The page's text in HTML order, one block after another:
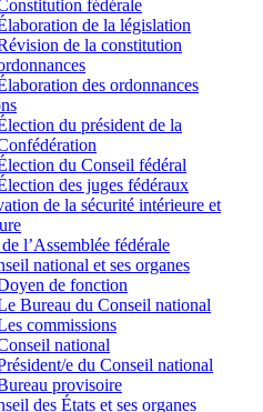
fédérale
de la législation
de la constitution
des ordonnances
du président de la
du Conseil fédéral
des juges fédéraux
de la sécurité intérieure et
l’Assemblée fédérale
national et ses organes
de fonction
Bureau du Conseil national
commissions
national
e du Conseil national
provisoire
des États et ses organes